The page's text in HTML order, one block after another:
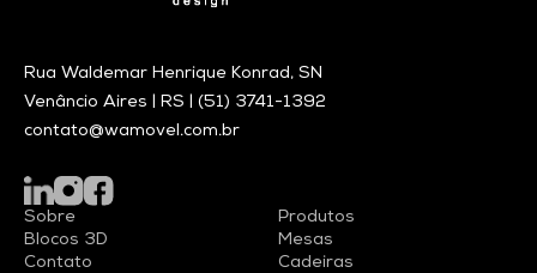
Rua Waldemar Henrique Konrad, SN
Venâncio Aires | RS | (51) 3741-1392
contato@wamovel.com.br
Sobre
Blocos 3D
Contato
Produtos
Mesas
Cadeiras